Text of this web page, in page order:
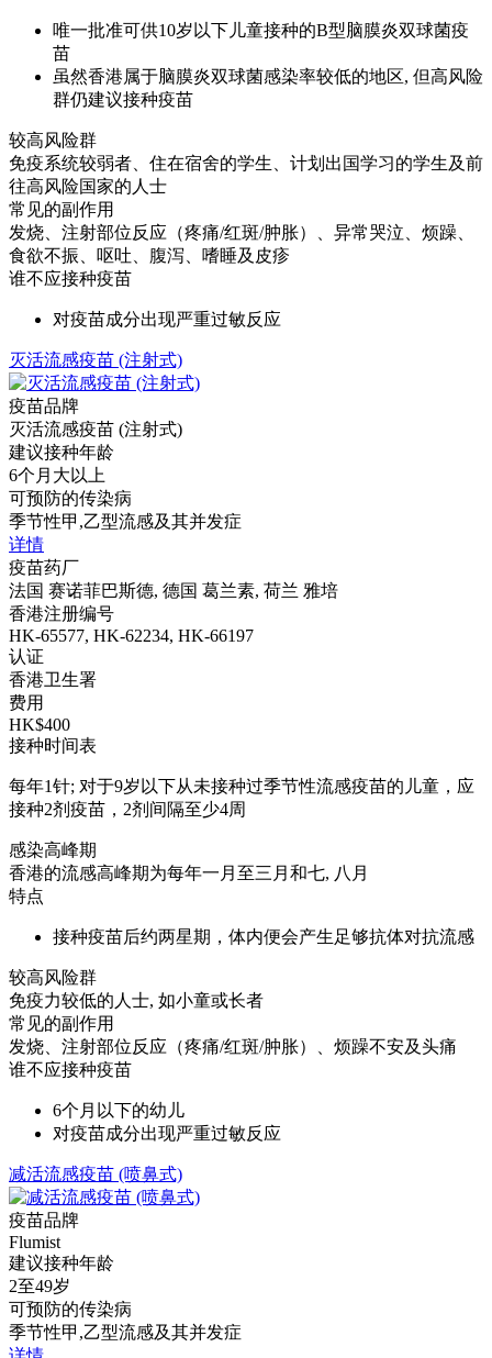
唯一批准可供10岁以下儿童接种的B型脑膜炎双球菌疫
苗
虽然香港属于脑膜炎双球菌感染率较低的地区, 但高风险
群仍建议接种疫苗
较高风险群
免疫系统较弱者、住在宿舍的学生、计划出国学习的学生及前
往高风险国家的人士
常见的副作用
发烧、注射部位反应（疼痛/红斑/肿胀）、异常哭泣、烦躁、
食欲不振、呕吐、腹泻、嗜睡及皮疹
谁不应接种疫苗
对疫苗成分出现严重过敏反应
灭活流感疫苗 (注射式)
疫苗品牌
灭活流感疫苗 (注射式)
建议接种年龄
6个月大以上
可预防的传染病
季节性甲,乙型流感及其并发症
详情
疫苗药厂
法国 赛诺菲巴斯德, 德国 葛兰素, 荷兰 雅培
香港注册编号
HK-65577, HK-62234, HK-66197
认证
香港卫生署
费用
HK$400
接种时间表
每年1针; 对于9岁以下从未接种过季节性流感疫苗的儿童，应
接种2剂疫苗，2剂间隔至少4周
感染高峰期
香港的流感高峰期为每年一月至三月和七, 八月
特点
接种疫苗后约两星期，体内便会产生足够抗体对抗流感
较高风险群
免疫力较低的人士, 如小童或长者
常见的副作用
发烧、注射部位反应（疼痛/红斑/肿胀）、烦躁不安及头痛
谁不应接种疫苗
6个月以下的幼儿
对疫苗成分出现严重过敏反应
减活流感疫苗 (喷鼻式)
疫苗品牌
Flumist
建议接种年龄
2至49岁
可预防的传染病
季节性甲,乙型流感及其并发症